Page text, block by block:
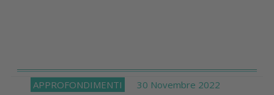
APPROFONDIMENTI 30 Novembre 2022